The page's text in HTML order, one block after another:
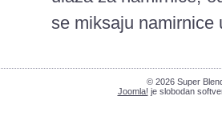
se miksaju
© 2026 Super
Joomla! je slobodan